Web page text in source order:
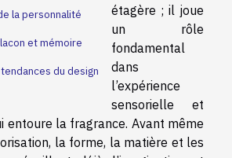
la personnalité
et mémoire
du design
étagère ; il joue
un rôle
fondamental
dans
l’expérience
sensorielle et
entoure la fragrance. Avant même
la forme, la matière et les